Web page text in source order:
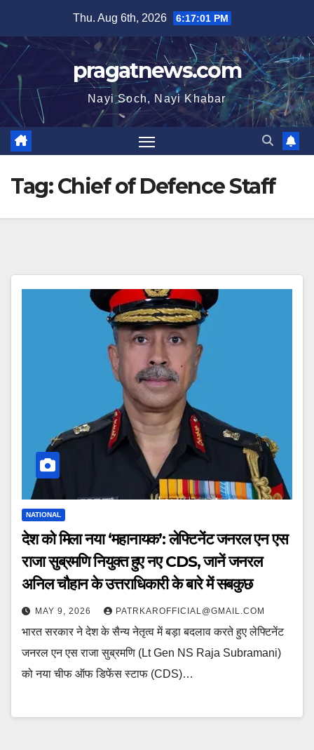
content
Thu. Aug 6th, 2026 6:17:02 PM
pragatnews.com
Nayi Soch, Nayi Khabar
Tag:Chief of Defence Staff
NATIONAL
देश को मिला नया ‘महानायक’: लेफ्टिनेंट जनरल एन एस
राजा सुब्रमणि नियुक्त हुए नए CDS, जानें जनरल
अनिल चौहान के उत्तराधिकारी के बारे में सबकुछ
MAY 9, 2026 PATRKAROFFICIAL@GMAIL.COM
भारत सरकार ने देश के सैन्य नेतृत्व में बड़ा बदलाव करते हुए लेफ्टिनेंट
जनरल एन एस राजा सुब्रमणि (Lt Gen NS Raja Subramani)
को नया चीफ ऑफ डिफेंस स्टाफ (CDS)…